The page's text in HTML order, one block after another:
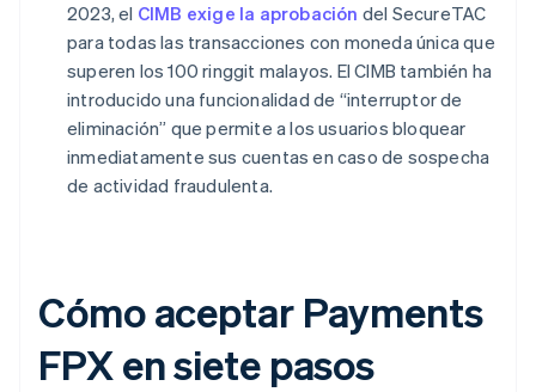
2023, el CIMB exige la aprobación del SecureTAC
para todas las transacciones con moneda única que
superen los 100 ringgit malayos. El CIMB también ha
introducido una funcionalidad de “interruptor de
eliminación” que permite a los usuarios bloquear
inmediatamente sus cuentas en caso de sospecha
de actividad fraudulenta.
Cómo aceptar Payments
FPX en siete pasos